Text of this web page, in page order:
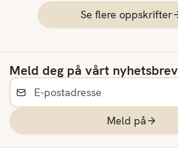
Se flere oppskrifter
Meld deg på vårt nyhetsbrev
Meld på